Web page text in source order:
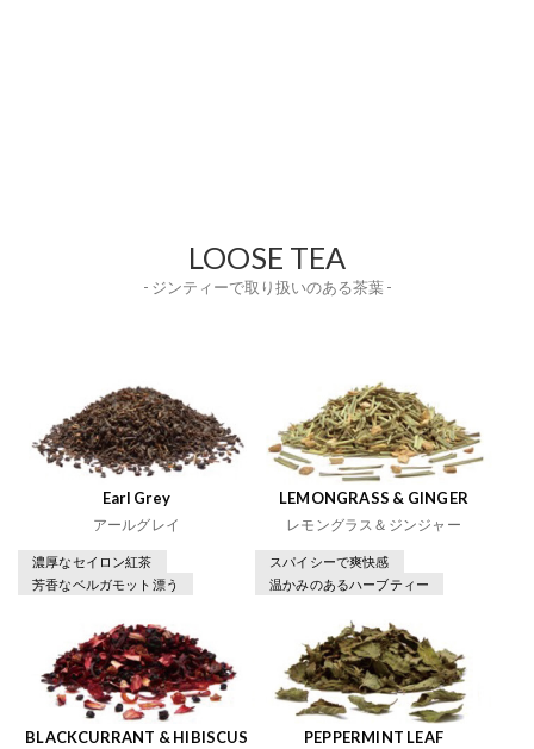
LOOSE TEA
- ジンティーで取り扱いのある茶葉 -
Earl Grey
アールグレイ
濃厚なセイロン紅茶
芳香なベルガモット漂う
LEMONGRASS & GINGER
レモングラス＆ジンジャー
スパイシーで爽快感
温かみのあるハーブティー
BLACKCURRANT & HIBISCUS PEPPERMINT LEAF